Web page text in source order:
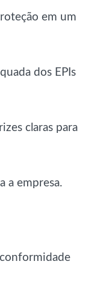
em um
dos EPIs
claras para
a empresa.